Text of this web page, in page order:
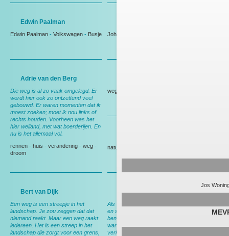
Jos
Edwin Paalman
Edwin Paalman - Volkswagen - Busje Johan Westmaas
Adrie van den Berg
Die weg is al zo vaak omgelegd. Er
wordt hier ook zo ontzettend veel
gebouwd. Er waren momenten dat ik
moest zoeken; moet ik nou links of
rechts houden. Voorheen was het
hier weiland, met wat boerderijen. En
nu is het allemaal vol.
rennen - huis - verandering - weg -
droom
weg
natuur
Bert van Dijk
Een weg is een streepje in het
landschap. Je zou zeggen dat dat
niemand raakt. Maar een weg raakt
iedereen. Het is een streep in het
landschap die zorgt voor een grens,
Andy Wibier
Als ik hier rij denk ik aan ruimte, rust
en schapen. En aan thuis, want dan
ben ik op weg naar huis. Nog wel,
want over een maand ga ik
verhuizen, dan heb ik deze weg 15